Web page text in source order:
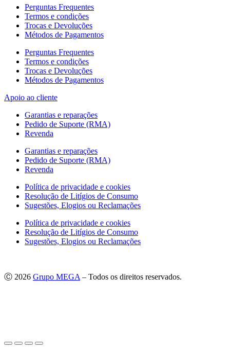
Perguntas Frequentes
Termos e condições
Trocas e Devoluções
Métodos de Pagamentos
Perguntas Frequentes
Termos e condições
Trocas e Devoluções
Métodos de Pagamentos
Apoio ao cliente
Garantias e reparações
Pedido de Suporte (RMA)
Revenda
Garantias e reparações
Pedido de Suporte (RMA)
Revenda
Política de privacidade e cookies
Resolução de Litígios de Consumo
Sugestões, Elogios ou Reclamações
Política de privacidade e cookies
Resolução de Litígios de Consumo
Sugestões, Elogios ou Reclamações
Ⓒ 2026 Grupo MEGA – Todos os direitos reservados.